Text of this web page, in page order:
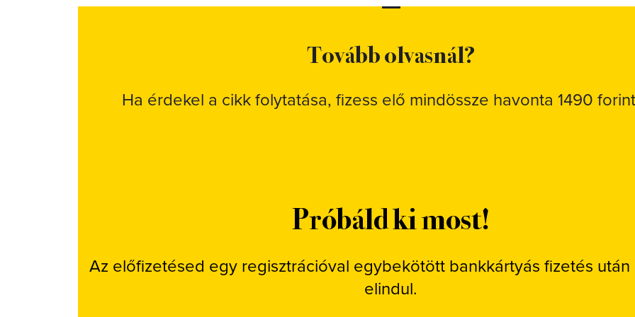
Tovább olvasnál?
Ha érdekel a cikk folytatása, fizess elő mindössze havonta 1490
Próbáld ki most!
Az előfizetésed egy regisztrációval egybekötött bankkártyás fizetés után
elindul.